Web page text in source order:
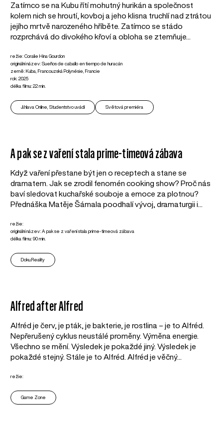
Zatímco se na Kubu řítí mohutný hurikán a společnost
kolem nich se hroutí, kovboj a jeho klisna truchlí nad ztrátou
jejího mrtvě narozeného hříběte. Zatímco se stádo
rozprchává do divokého křoví a obloha se ztemňuje...
režie: Coralie Hina Gourdon
originální název: Sueños de caballo en tiempo de huracán
země: Kuba, Francouzská Polynésie, Francie
rok: 2025
délka filmu: 22 min.
Ji.hlava Online, Studentstvo uvádí Světová premiéra
A pak se z vaření stala prime-timeová zábava
Když vaření přestane být jen o receptech a stane se
dramatem. Jak se zrodil fenomén cooking show? Proč nás
baví sledovat kuchařské souboje a emoce za plotnou?
Přednáška Matěje Šámala poodhalí vývoj, dramaturgii i...
režie:
originální název: A pak se z vaření stala prime-timeová zábava
délka filmu: 90 min.
Doku.Reality
Alfred after Alfred
Alfréd je červ, je pták, je bakterie, je rostlina – je to Alfréd.
Nepřerušený cyklus neustálé proměny. Výměna energie.
Všechno se mění. Výsledek je pokaždé jiný. Výsledek je
pokaždé stejný. Stále je to Alfréd. Alfréd je věčný...
režie:
Game Zone